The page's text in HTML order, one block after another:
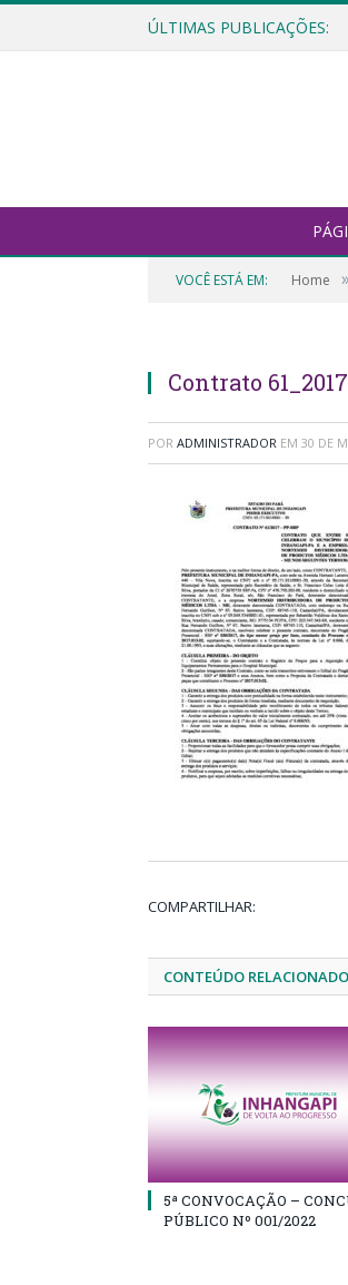
ÚLTIMAS PUBLICAÇÕES:
VOCÊ ESTÁ EM: Home »
Contrato
POR ADMINISTRADOR EM 30 DE
COMPARTILHAR:
CONTEÚDO RELACIONADO
5ª CONVOCAÇÃO –
PÚBLICO Nº 001/2022